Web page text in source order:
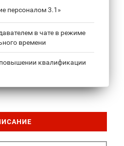
персоналом 3.1»
в чате в режиме
времени
квалификации